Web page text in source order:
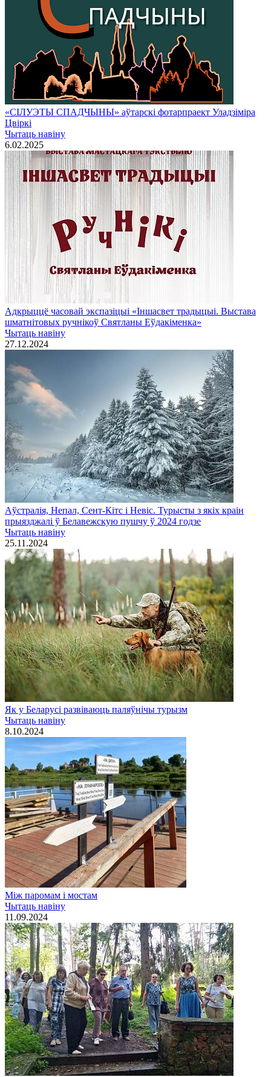
«СІЛУЭТЫ СПАДЧЫНЫ» аўтарскі фотарпраект Уладзіміра
Цвіркі
Чытаць навiну
6.02.2025
Адкрыццё часовай экспазіцыі «Іншасвет традыцыі. Выстава
шматнітовых ручнікоў Святланы Еўдакіменка»
Чытаць навiну
27.12.2024
Аўстралія, Непал, Сент-Кітс і Невіс. Турысты з якіх краін
прыязджалі ў Белавежскую пушчу ў 2024 годзе
Чытаць навiну
25.11.2024
Як у Беларусі развіваюць паляўнічы турызм
Чытаць навiну
8.10.2024
Між паромам і мостам
Чытаць навiну
11.09.2024